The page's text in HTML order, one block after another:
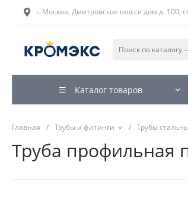
г. Москва, Дмитровское шоссе дом д. 100,
Каталог товаров
Главная / Трубы и фитинги / Трубы
Труба профильная